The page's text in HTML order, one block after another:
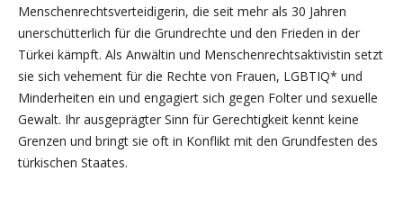
Menschenrechtsverteidigerin, die seit mehr als 30 Jahren
unerschütterlich für die Grundrechte und den Frieden in der
Türkei kämpft. Als Anwältin und Menschenrechtsaktivistin setzt
sie sich vehement für die Rechte von Frauen, LGBTIQ* und
Minderheiten ein und engagiert sich gegen Folter und sexuelle
Gewalt. Ihr ausgeprägter Sinn für Gerechtigkeit kennt keine
Grenzen und bringt sie oft in Konflikt mit den Grundfesten des
türkischen Staates.